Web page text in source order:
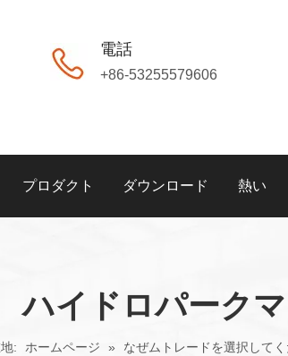
電話
+86-53255579606
プロダクト ダウンロード 熱い
ハイドロパーク
: ホームページ » なぜムトレードを選択して